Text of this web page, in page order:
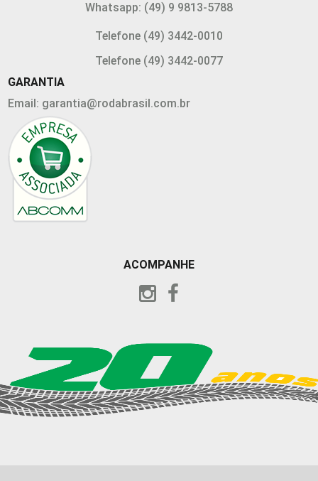
Whatsapp: (49) 9 9813-5788
Telefone (49) 3442-0010
Telefone (49) 3442-0077
GARANTIA
Email: garantia@rodabrasil.com.br
ACOMPANHE